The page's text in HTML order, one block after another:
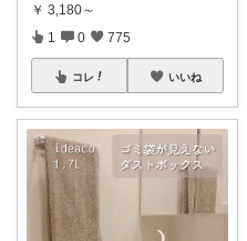
￥ 3,180～
1 0 775
コレ いいね